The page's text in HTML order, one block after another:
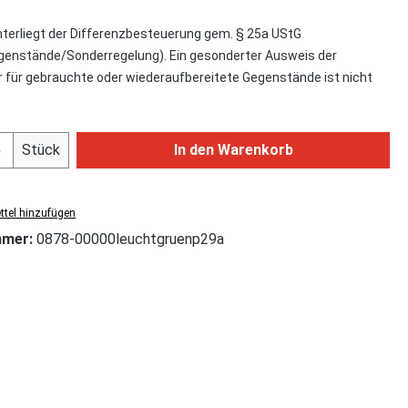
der Differenzbesteuerung gem. § 25a UStG
Sonderregelung). Ein gesonderter Ausweis der
gebrauchte oder wiederaufbereitete Gegenstände ist nicht
Anzahl: Gib den gewünschten Wert ein
Stück In den Warenkorb
hinzufügen
0878-00000leuchtgruenp29a